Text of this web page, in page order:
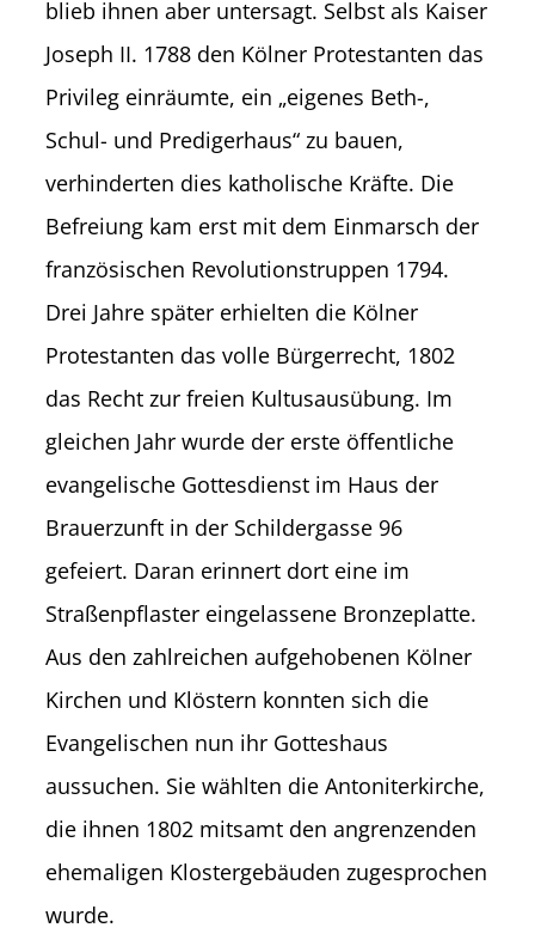
blieb ihnen aber untersagt. Selbst als Kaiser
Joseph II. 1788 den Kölner Protestanten das
Privileg einräumte, ein „eigenes Beth-,
Schul- und Predigerhaus“ zu bauen,
verhinderten dies katholische Kräfte. Die
Befreiung kam erst mit dem Einmarsch der
französischen Revolutionstruppen 1794.
Drei Jahre später erhielten die Kölner
Protestanten das volle Bürgerrecht, 1802
das Recht zur freien Kultusausübung. Im
gleichen Jahr wurde der erste öffentliche
evangelische Gottesdienst im Haus der
Brauerzunft in der Schildergasse 96
gefeiert. Daran erinnert dort eine im
Straßenpflaster eingelassene Bronzeplatte.
Aus den zahlreichen aufgehobenen Kölner
Kirchen und Klöstern konnten sich die
Evangelischen nun ihr Gotteshaus
aussuchen. Sie wählten die Antoniterkirche,
die ihnen 1802 mitsamt den angrenzenden
ehemaligen Klostergebäuden zugesprochen
wurde.